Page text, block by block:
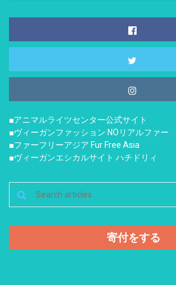
■アニマルライツセンター公式サイト
■ヴィーガンファッション NOリアルファー
■ファーフリーアジア Fur Free Asia
■ヴィーガンエシカルサイト ハチドリィ
寄付をする